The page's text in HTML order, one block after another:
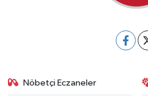
Nöbetçi Eczaneler